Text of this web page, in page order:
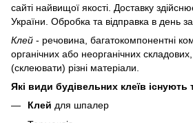
сайті найвищої якості. Доставку
України. Обробка та відправка в день
Клей - речовина, багатокомпонентні
органічних або неорганічних
(склеювати) різні матеріали.
Які види будівельних клеїв існують
Клей для шпалер